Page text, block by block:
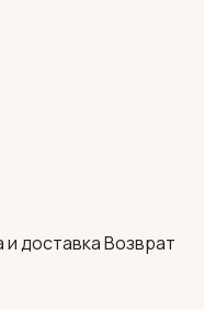
и доставкаВозврат